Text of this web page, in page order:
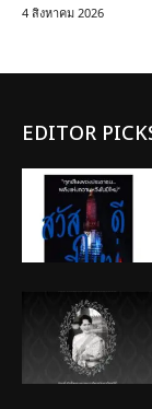
4 สิงหาคม 2026
EDITOR